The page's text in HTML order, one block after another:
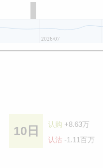
2026/07
10日 认购 +8.63万
认沽 -1.11百万